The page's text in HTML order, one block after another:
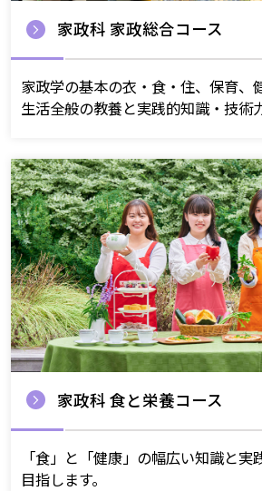
家政科 家政総合コース
家政学の基本の衣・食・住、保育、
生活全般の教養と実践的知識・技術
家政科 食と栄養コース
「食」と「健康」の幅広い知識と
目指します。